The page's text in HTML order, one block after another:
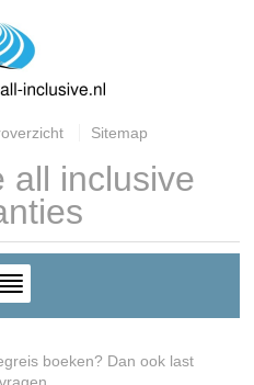
Sitemap
all inclusive
boeken? Dan ook last